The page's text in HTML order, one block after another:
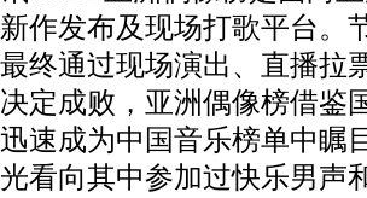
作发布及现场打歌平台。
终通过现场演出、直播拉
定成败，亚洲偶像榜借鉴
速成为中国音乐榜单中瞩
看向其中参加过快乐男声